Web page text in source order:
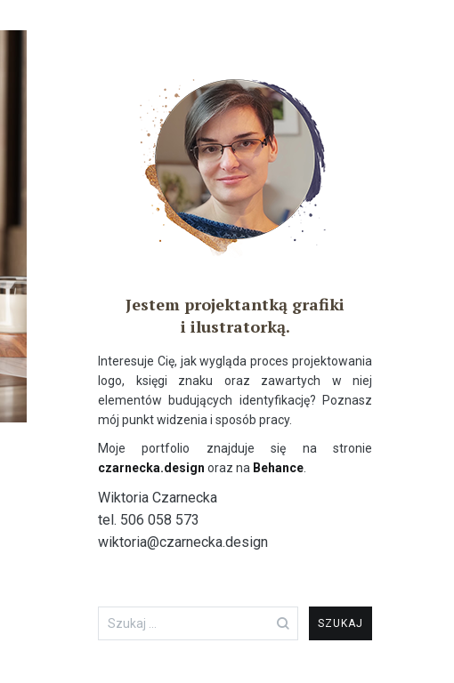
Jestem projektantką grafiki
i ilustratorką.
Interesuje Cię, jak wygląda proces projektowania
logo, księgi znaku oraz zawartych w niej
elementów budujących identyfikację? Poznasz
mój punkt widzenia i sposób pracy.
Moje portfolio znajduje się na stronie
czarnecka.design oraz na Behance
Wiktoria Czarnecka
tel. 506 058 573
wiktoria@czarnecka.design
Szukaj: